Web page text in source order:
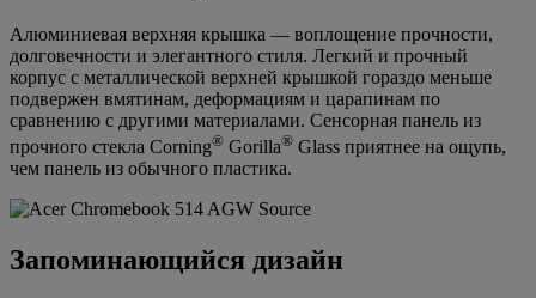
Алюминиевая верхняя крышка — воплощение прочности,
долговечности и элегантного стиля. Легкий и прочный
корпус с металлической верхней крышкой гораздо меньше
подвержен вмятинам, деформациям и царапинам по
сравнению с другими материалами. Сенсорная панель из
прочного стекла Corning® Gorilla® Glass приятнее на ощупь,
чем панель из обычного пластика.
Запоминающийся дизайн